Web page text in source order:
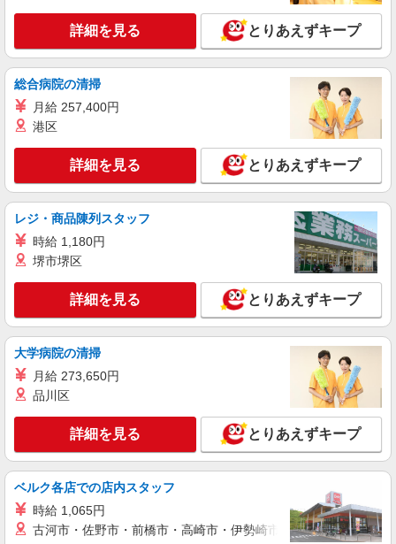
＜高時給＞橋本駅近くの病院で安定した働き方
を★看護助手♪
時給1600円〜2250円 ＜日払い有/週払い有/交
相模原市緑区 ≪最寄り駅：橋本≫
詳細を見る
株式会社トラストグロース 新宿本社 第2営業部
保育園での看護師
時給：2000円〜2200円 ※資格や経験などに
キープ 詳細を見る
株式会社kotrio /●YK-H-2014382
≪橋本駅≫年齢不問！０からスタートでも活躍
時給1600円〜2250円 ＜日払い有/週払い有/交
通費全支給(ガソリン代含む)＞
相模原市緑区//最寄り駅：橋本
キープ
職業紹介
詳細を見る とりあえずキープ
総合病院の清掃
月給 257,400円
港区
詳細を見る とりあえずキープ
レジ・商品陳列スタッフ
時給 1,180円
堺市堺区
詳細を見る とりあえずキープ
大学病院の清掃
月給 273,650円
品川区
詳細を見る とりあえずキープ
ベルク各店での店内スタッフ
時給 1,065円
古河市・佐野市・前橋市・高崎市・伊勢崎市・太田市・館林市